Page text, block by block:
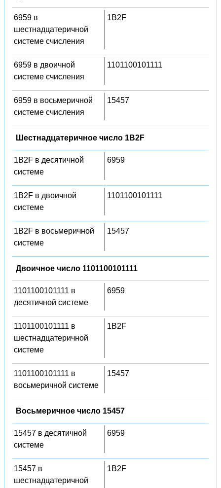
6959 в
шестнадцатеричной
системе счисления
1B2F
6959 в двоичной
системе счисления
1101100101111
6959 в восьмеричной
системе счисления
15457
Шестнадцатеричное число 1B2F
1B2F в десятичной
системе
6959
1B2F в двоичной
системе
1101100101111
1B2F в восьмеричной
системе
15457
Двоичное число 1101100101111
1101100101111 в
десятичной системе
6959
1101100101111 в
шестнадцатеричной
системе
1B2F
1101100101111 в
восьмеричной системе
15457
Восьмеричное число 15457
15457 в десятичной
системе
6959
15457 в
шестнадцатеричной
1B2F